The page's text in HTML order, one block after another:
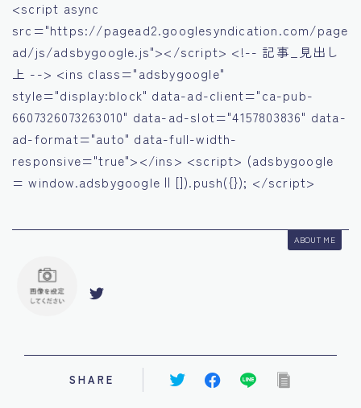
<script async
src="https://pagead2.googlesyndication.com/page
ad/js/adsbygoogle.js"></script> <!-- 記事_見出し
上 --> <ins class="adsbygoogle"
style="display:block" data-ad-client="ca-pub-
6607326073263010" data-ad-slot="4157803836" data-
ad-format="auto" data-full-width-
responsive="true"></ins> <script> (adsbygoogle
= window.adsbygoogle || []).push({}); </script>
ABOUT ME
SHARE